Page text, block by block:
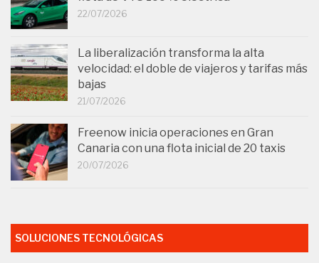
22/07/2026
La liberalización transforma la alta
velocidad: el doble de viajeros y tarifas más
bajas
21/07/2026
Freenow inicia operaciones en Gran
Canaria con una flota inicial de 20 taxis
20/07/2026
SOLUCIONES TECNOLÓGICAS